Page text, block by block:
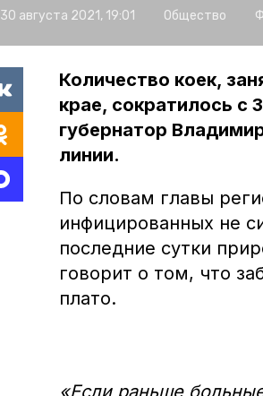
30 августа 2021, 19:01 Общество
Количество коек,
крае, сократилось с
губернатор
линии.
По словам главы
инфицированных не
последние сутки
говорит о том, что
плато.
«Если раньше